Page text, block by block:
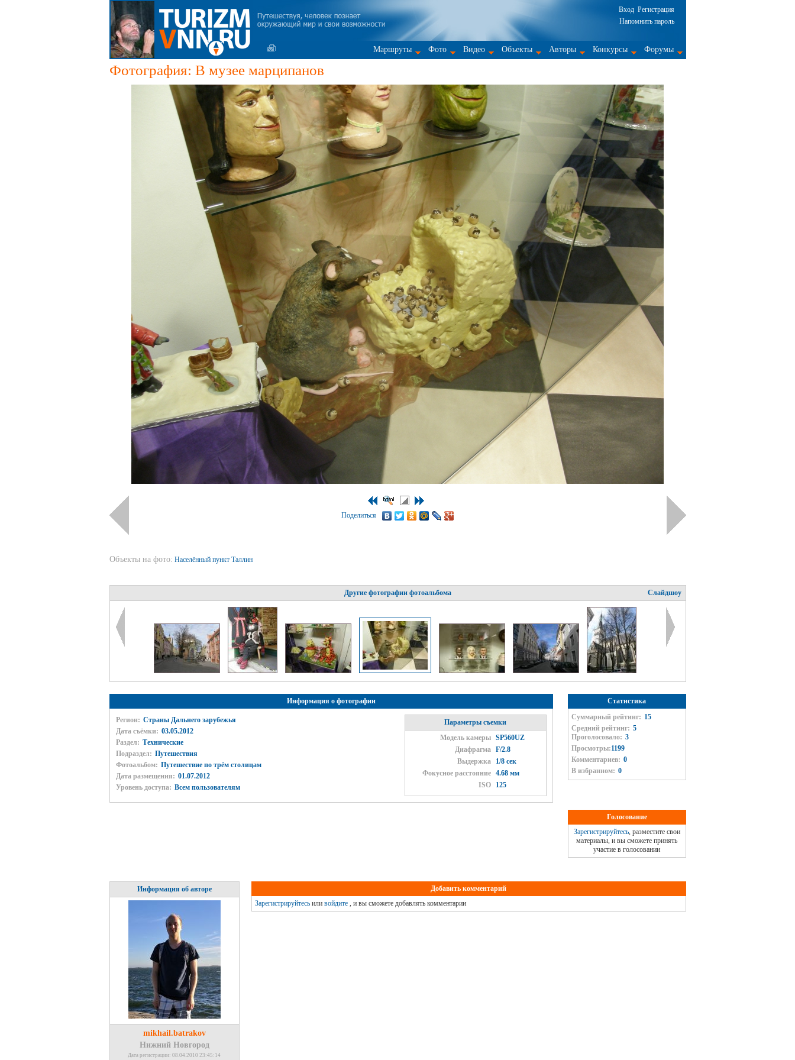
Вход Регистрация
Напомнить пароль
Маршруты Фото Видео Объекты Авторы Конкурсы Форумы
Фотография: В музее марципанов
Поделиться
Объекты на фото: Населённый пункт Таллин
Другие фотографии фотоальбома Слайдшоу
Информация о фотографии
Регион: Страны Дальнего зарубежья
Дата съёмки: 03.05.2012
Раздел: Технические
Подраздел: Путешествия
Фотоальбом: Путешествие по трём столицам
Дата размещения: 01.07.2012
Уровень доступа: Всем пользователям
Параметры съемки
Модель камеры
SP560UZ
Диафрагма
F/2.8
Выдержка
1/8 сек
Фокусное расстояние
4.68 мм
ISO
125
Статистика
Суммарный рейтинг: 15
Средний рейтинг: 5
Проголосовало: 3
Просмотры:1199
Комментариев: 0
В избранном: 0
Голосование
Зарегистрируйтесь, разместите свои
материалы, и вы сможете принять
участие в голосовании
Информация об авторе
mikhail.batrakov
Нижний Новгород
Дата регистрации: 08.04.2010 23:45:14
Добавить комментарий
Зарегистрируйтесьили войдите, и вы сможете добавлять комментарии